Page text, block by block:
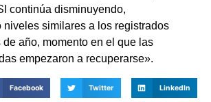
continúa disminuyendo,
niveles similares a los registrados
año, momento en el que las
empezaron a recuperarse».
Facebook Twitter LinkedIn